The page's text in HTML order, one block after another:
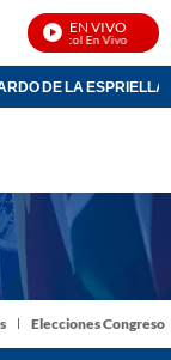
EN VIVO
Caracol En Vivo
DE LA ESPRIELLA
Elecciones Congreso